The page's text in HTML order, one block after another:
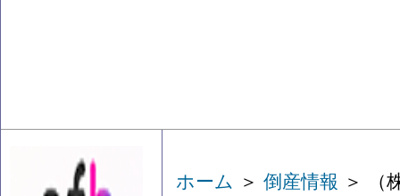
ホーム ＞ 倒産情報 ＞ （